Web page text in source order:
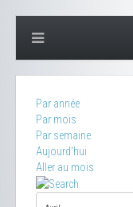
Par année
Par mois
Par semaine
Aujourd'hui
Aller au mois